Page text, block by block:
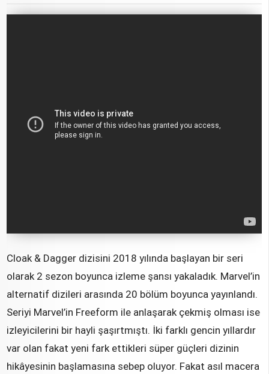
Cloak & Dagger dizisini 2018 yılında başlayan bir seri
olarak 2 sezon boyunca izleme şansı yakaladık. Marvel’in
alternatif dizileri arasında 20 bölüm boyunca yayınlandı.
Seriyi Marvel’in Freeform ile anlaşarak çekmiş olması ise
izleyicilerini bir hayli şaşırtmıştı. İki farklı gencin yıllardır
var olan fakat yeni fark ettikleri süper güçleri dizinin
hikâyesinin başlamasına sebep oluyor. Fakat asıl macera